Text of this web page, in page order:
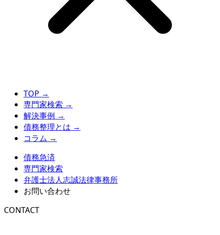
TOP →
専門家検索 →
解決事例 →
債務整理とは →
コラム →
債務急済
専門家検索
弁護士法人志誠法律事務所
お問い合わせ
CONTACT